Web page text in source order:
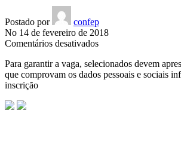
Postado por
confep
No 14 de fevereiro de 2018
Comentários desativadosem
divulga
lista
Para garantir a vaga, selecionados devem
que comprovam os dados pessoais e sociais
inscrição